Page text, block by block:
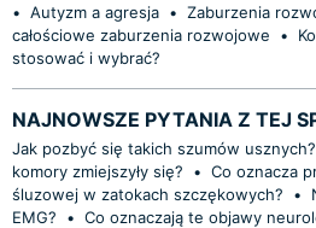
• Autyzm a agresja • Zaburzenia
całościowe zaburzenia rozwojowe
•
stosować i wybrać?
NAJNOWSZE PYTANIA Z TEJ
Jak pozbyć się takich szumów usznych?
komory zmiejszyły się?
• Co oznacza
śluzowej w zatokach szczękowych?
•
EMG?
• Co oznaczają te objawy